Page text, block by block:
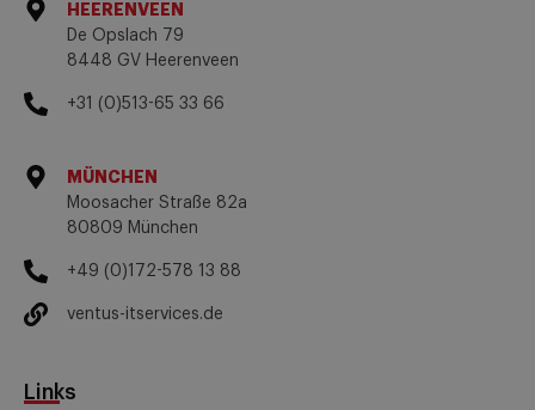
HEERENVEEN
De Opslach 79
8448 GV Heerenveen
+31 (0)513-65 33 66
MÜNCHEN
Moosacher Straße 82a
80809 München
+49 (0)172-578 13 88
ventus-itservices.de
Links